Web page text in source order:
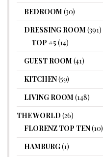
BEDROOM (30)
DRESSING ROOM (391)
TOP #5 (14)
GUEST ROOM (41)
KITCHEN(59)
LIVING ROOM (148)
THE WORLD (26)
FLORENZ TOP TEN(10)
HAMBURG(1)